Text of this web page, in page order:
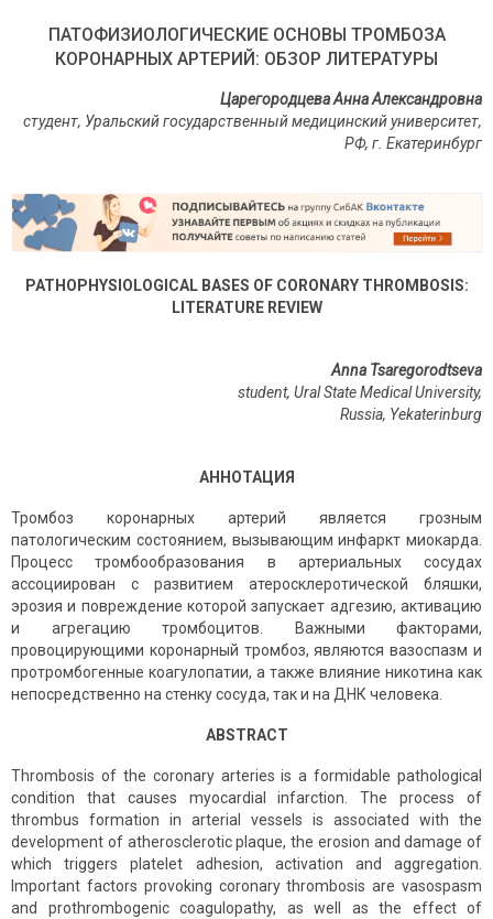
ПАТОФИЗИОЛОГИЧЕСКИЕ ОСНОВЫ ТРОМБОЗА
КОРОНАРНЫХ АРТЕРИЙ: ОБЗОР ЛИТЕРАТУРЫ
Царегородцева Анна Александровна
студент, Уральский государственный медицинский университет,
РФ, г. Екатеринбург
PATHOPHYSIOLOGICAL BASES OF CORONARY THROMBOSIS:
LITERATURE REVIEW
Anna Tsaregorodtseva
student, Ural State Medical University,
Russia, Yekaterinburg
АННОТАЦИЯ
Тромбоз коронарных артерий является грозным
патологическим состоянием, вызывающим инфаркт миокарда.
Процесс тромбообразования в артериальных сосудах
ассоциирован с развитием атеросклеротической бляшки,
эрозия и повреждение которой запускает адгезию, активацию
и агрегацию тромбоцитов. Важными факторами,
провоцирующими коронарный тромбоз, являются вазоспазм и
протромбогенные коагулопатии, а также влияние никотина как
непосредственно на стенку сосуда, так и на ДНК человека.
ABSTRACT
Thrombosis of the coronary arteries is a formidable pathological
condition that causes myocardial infarction. The process of
thrombus formation in arterial vessels is associated with the
development of atherosclerotic plaque, the erosion and damage of
which triggers platelet adhesion, activation and aggregation.
Important factors provoking coronary thrombosis are vasospasm
and prothrombogenic coagulopathy, as well as the effect of